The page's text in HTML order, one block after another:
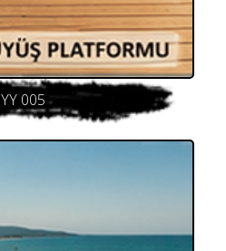
YY 005